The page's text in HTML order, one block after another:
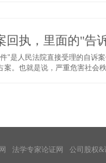
回执，里面的"告
"是人民法院直接受理的自诉
案。也就是说，严重危害社会
法学专家论证网 公司股权&